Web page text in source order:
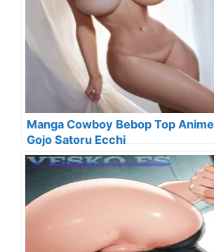
Manga Cowboy Bebop Top Anime
Gojo Satoru Ecchi